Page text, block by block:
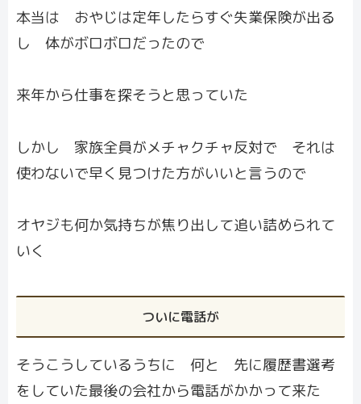
本当は おやじは定年したらすぐ失業保険が出る
し 体がボロボロだったので
来年から仕事を探そうと思っていた
しかし 家族全員がメチャクチャ反対で それは
使わないで早く見つけた方がいいと言うので
オヤジも何か気持ちが焦り出して追い詰められて
いく
ついに電話が
そうこうしているうちに 何と 先に履歴書選考
をしていた最後の会社から電話がかかって来た